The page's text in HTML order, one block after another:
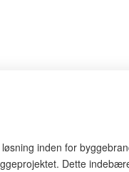
inden for
Dette